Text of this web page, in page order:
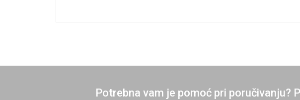
Potrebna vam je pomoć pri poručivanju?